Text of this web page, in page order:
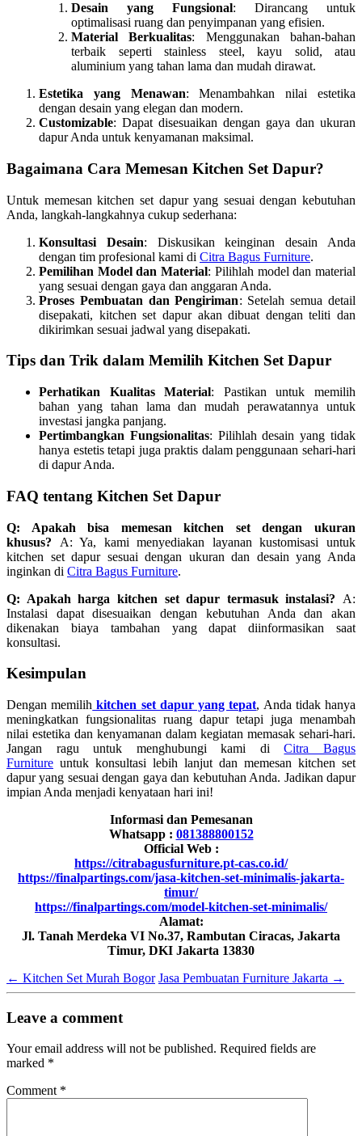
Desain yang Fungsional: Dirancang untuk
optimalisasi ruang dan penyimpanan yang efisien.
Material Berkualitas: Menggunakan bahan-bahan
terbaik seperti stainless steel, kayu solid, atau
aluminium yang tahan lama dan mudah dirawat.
Estetika yang Menawan: Menambahkan nilai estetika
dengan desain yang elegan dan modern.
Customizable: Dapat disesuaikan dengan gaya dan ukuran
dapur Anda untuk kenyamanan maksimal.
Bagaimana Cara Memesan Kitchen Set Dapur?
Untuk memesan kitchen set dapur yang sesuai dengan kebutuhan
Anda, langkah-langkahnya cukup sederhana:
Konsultasi Desain: Diskusikan keinginan desain Anda
dengan tim profesional kami di Citra Bagus Furniture.
Pemilihan Model dan Material: Pilihlah model dan material
yang sesuai dengan gaya dan anggaran Anda.
Proses Pembuatan dan Pengiriman: Setelah semua detail
disepakati, kitchen set dapur akan dibuat dengan teliti dan
dikirimkan sesuai jadwal yang disepakati.
Tips dan Trik dalam Memilih Kitchen Set Dapur
Perhatikan Kualitas Material: Pastikan untuk memilih
bahan yang tahan lama dan mudah perawatannya untuk
investasi jangka panjang.
Pertimbangkan Fungsionalitas: Pilihlah desain yang tidak
hanya estetis tetapi juga praktis dalam penggunaan sehari-hari
di dapur Anda.
FAQ tentang Kitchen Set Dapur
Q: Apakah bisa memesan kitchen set dengan ukuran
khusus? A: Ya, kami menyediakan layanan kustomisasi untuk
kitchen set dapur sesuai dengan ukuran dan desain yang Anda
inginkan di Citra Bagus Furniture.
Q: Apakah harga kitchen set dapur termasuk instalasi? A:
Instalasi dapat disesuaikan dengan kebutuhan Anda dan akan
dikenakan biaya tambahan yang dapat diinformasikan saat
konsultasi.
Kesimpulan
Dengan memilih kitchen set dapur yang tepat, Anda tidak hanya
meningkatkan fungsionalitas ruang dapur tetapi juga menambah
nilai estetika dan kenyamanan dalam kegiatan memasak sehari-hari.
Jangan ragu untuk menghubungi kami diCitra Bagus
Furniture untuk konsultasi lebih lanjut dan memesan kitchen set
dapur yang sesuai dengan gaya dan kebutuhan Anda. Jadikan dapur
impian Anda menjadi kenyataan hari ini!
Informasi dan Pemesanan
Whatsapp : 081388800152
Official Web :
https://citrabagusfurniture.pt-cas.co.id/
https://finalpartings.com/jasa-kitchen-set-minimalis-jakarta-
timur/
https://finalpartings.com/model-kitchen-set-minimalis/
Alamat:
Jl. Tanah Merdeka VI No.37, Rambutan Ciracas, Jakarta
Timur, DKI Jakarta 13830
← Kitchen Set Murah Bogor Jasa Pembuatan Furniture Jakarta →
Leave a comment
Your email address will not be published. Required fields are
marked *
Comment *